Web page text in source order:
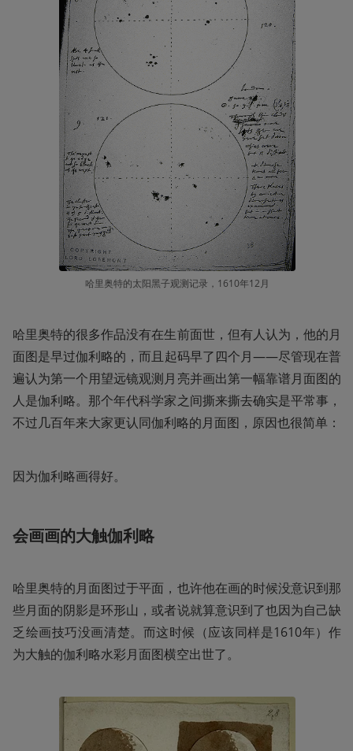
哈里奥特的太阳黑子观测记录，1610年12月
哈里奥特的很多作品没有在生前面世，但有人认为，他的月
面图是早过伽利略的，而且起码早了四个月——尽管现在普
遍认为第一个用望远镜观测月亮并画出第一幅靠谱月面图的
人是伽利略。那个年代科学家之间撕来撕去确实是平常事，
不过几百年来大家更认同伽利略的月面图，原因也很简单：
因为伽利略画得好。
会画画的大触伽利略
哈里奥特的月面图过于平面，也许他在画的时候没意识到那
些月面的阴影是环形山，或者说就算意识到了也因为自己缺
乏绘画技巧没画清楚。而这时候（应该同样是1610年）作
为大触的伽利略水彩月面图横空出世了。